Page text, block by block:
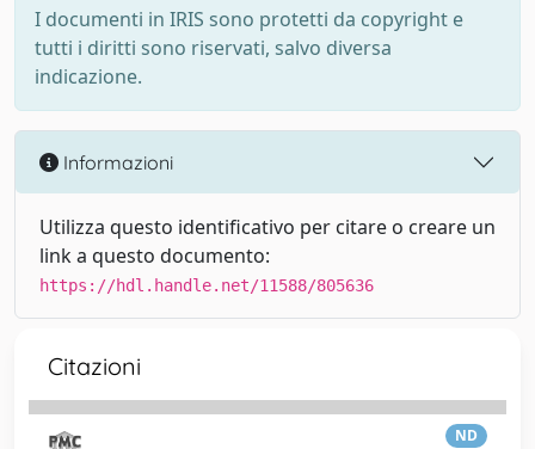
I documenti in IRIS sono protetti da copyright e
tutti i diritti sono riservati, salvo diversa
indicazione.
Informazioni
Utilizza questo identificativo per citare o creare un
link a questo documento:
https://hdl.handle.net/11588/805636
Citazioni
ND